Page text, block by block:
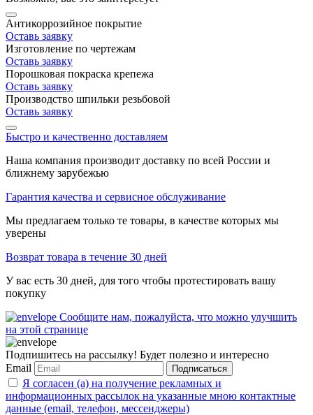
Антикоррозийное покрытие
Оставь заявку
Изготовление по чертежам
Оставь заявку
Порошковая покраска крепежа
Оставь заявку
Производство шпильки резьбовой
Оставь заявку
Быстро и качественно доставляем
Наша компания производит доставку по всей России и
ближнему зарубежью
Гарантия качества и сервисное обслуживание
Мы предлагаем только те товары, в качестве которых мы
уверены
Возврат товара в течение 30 дней
У вас есть 30 дней, для того чтобы протестировать вашу
покупку
Сообщите нам, пожалуйста, что можно улучшить
на этой странице
Подпишитесь на рассылку! Будет полезно и интересно
Email
Подписаться
Я согласен (а) на получение рекламных и
информационных рассылок на указанные мною контактные
данные (email, телефон, мессенджеры)